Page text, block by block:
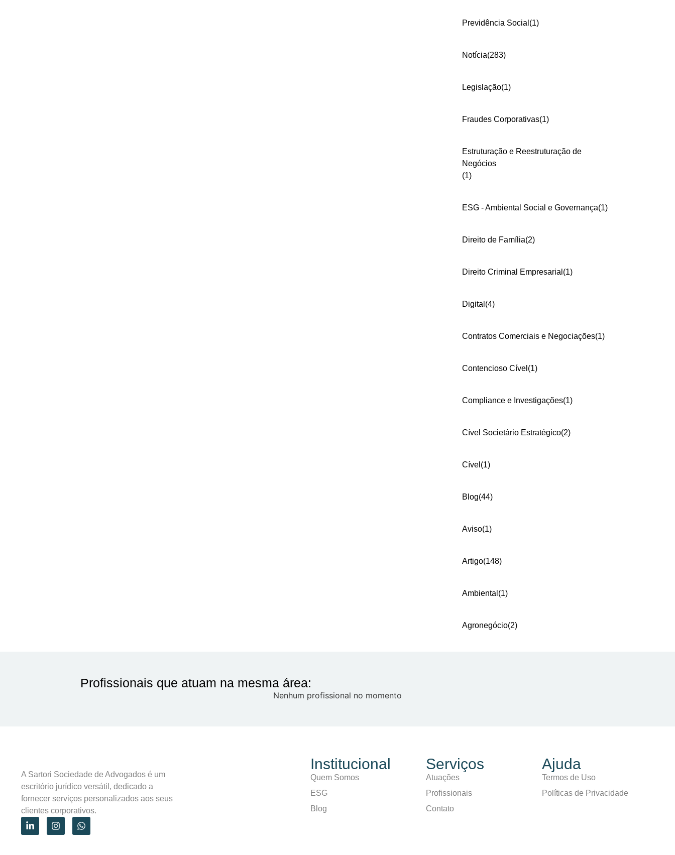
Previdência Social (1)
Notícia(283)
Legislação(1)
Fraudes Corporativas(1)
Estruturação e Reestruturação de
Negócios
(1)
ESG - Ambiental Social e Governança(1)
Direito de Família(2)
Direito Criminal Empresarial (1)
Digital (4)
Contratos Comerciais e Negociações(1)
Contencioso Cível (1)
Compliance e Investigações(1)
Cível Societário Estratégico(2)
Cível (1)
Blog(44)
Aviso(1)
Artigo(148)
Ambiental (1)
Agronegócio(2)
Profissionais que atuam na mesma área:
Nenhum profissional no momento
A Sartori Sociedade de Advogados é um
escritório jurídico versátil, dedicado a
fornecer serviços personalizados aos seus
clientes corporativos.
Institucional
Quem Somos
ESG
Blog
Serviços
Atuações
Profissionais
Contato
Ajuda
Termos de Uso
Políticas de Privacidade